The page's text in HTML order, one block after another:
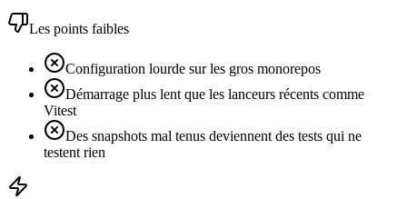
Les points faibles
Configuration lourde sur les gros monorepos
Démarrage plus lent que les lanceurs récents comme
Vitest
Des snapshots mal tenus deviennent des tests qui ne
testent rien